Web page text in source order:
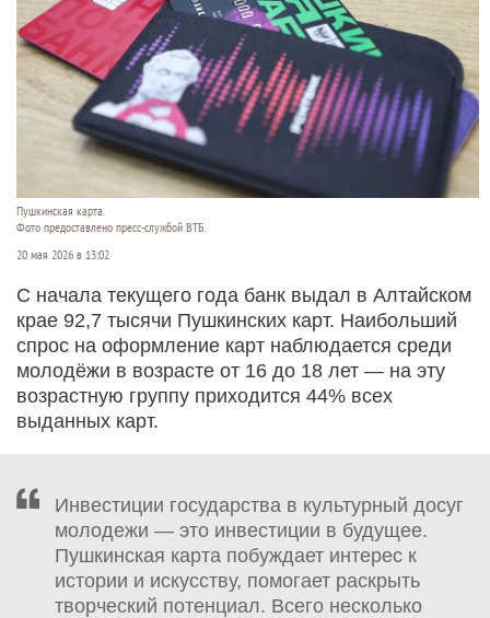
Пушкинская карта.
Фото предоставлено пресс-службой ВТБ.
20 мая 2026 в 13:02
С начала текущего года банк выдал в Алтайском
крае 92,7 тысячи Пушкинских карт. Наибольший
спрос на оформление карт наблюдается среди
молодёжи в возрасте от 16 до 18 лет — на эту
возрастную группу приходится 44% всех
выданных карт.
Инвестиции государства в культурный досуг
молодежи — это инвестиции в будущее.
Пушкинская карта побуждает интерес к
истории и искусству, помогает раскрыть
творческий потенциал. Всего несколько